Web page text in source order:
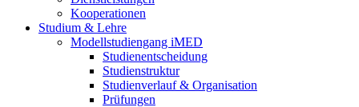
Kooperationen
Studium & Lehre
Modellstudiengang iMED
Studienentscheidung
Studienstruktur
Studienverlauf & Organisation
Prüfungen